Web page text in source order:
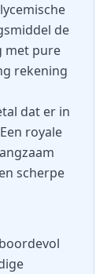
de
met pure
rekening
dat er in
royale
scherpe